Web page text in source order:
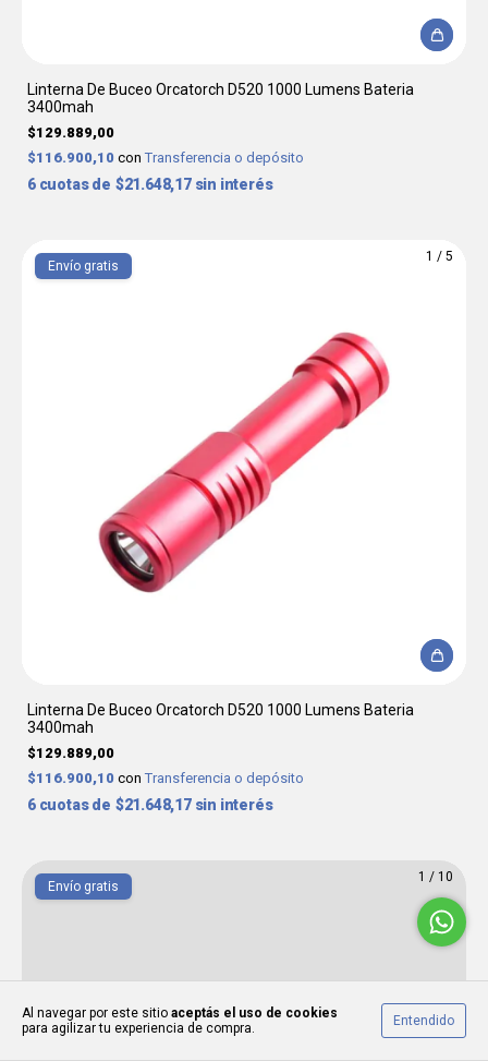
Al navegar por este sitio aceptás el uso de cookies
para agilizar tu experiencia de compra.
Entendido
Linterna De Buceo Orcatorch D520 1000 Lumens Bateria
3400mah
$129.889,00
$116.900,10 con Transferencia o depósito
6 $21.648,17 sin interés
1 / 5
Envío gratis
Linterna De Buceo Orcatorch D520 1000 Lumens Bateria
3400mah
$129.889,00
$116.900,10 con Transferencia o depósito
6 $21.648,17 sin interés
1 / 10
Envío gratis